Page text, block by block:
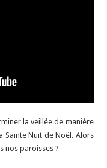
la veillée de manière
Sainte Nuit de Noël. Alors
nos paroisses ?